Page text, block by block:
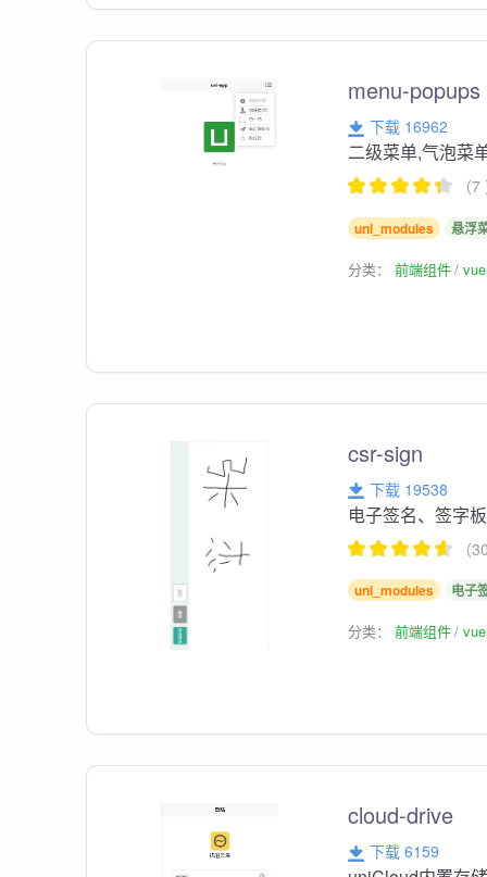
menu-popups
下载 16962
二级菜单,气泡菜
（
uni_modules 悬浮
分类：前端组件
csr-sign
下载 19538
电子签名、签字
（
uni_modules 电子
分类：前端组件
cloud-drive
下载 6159